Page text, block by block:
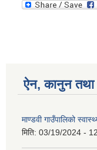
ऐन, कानुन तथा
माण्डवी गाउँपालिको
मिति: 03/19/2024 -